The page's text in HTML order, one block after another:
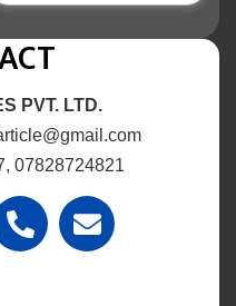
PVT. LTD.
07828724821